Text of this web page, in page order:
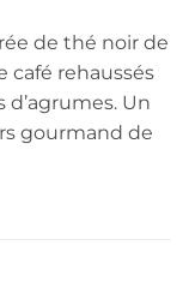
de thé noir de
café rehaussés
d’agrumes. Un
gourmand de